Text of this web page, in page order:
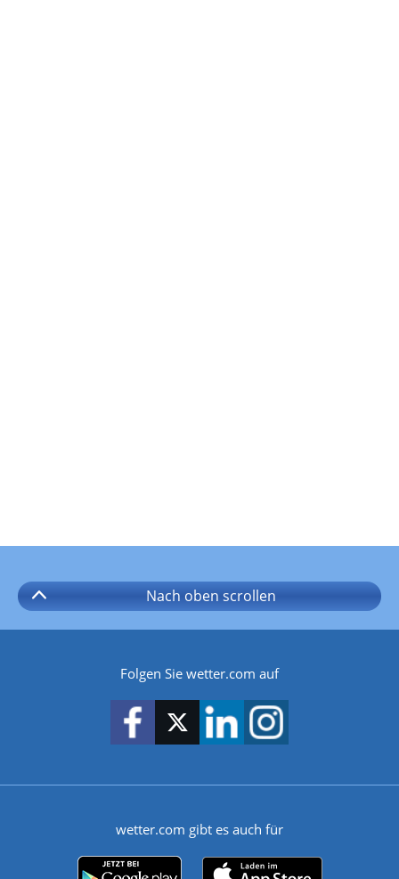
Nach oben scrollen
Folgen Sie wetter.com auf
wetter.com gibt es auch für